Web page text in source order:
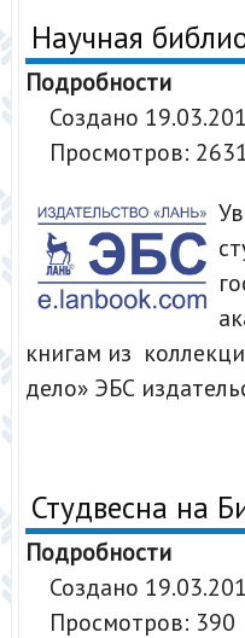
Научная
Подробности
Создано
Просмотров: 2631
книгам из
дело» ЭБС
Студвесна на
Подробности
Создано
Просмотров: 390